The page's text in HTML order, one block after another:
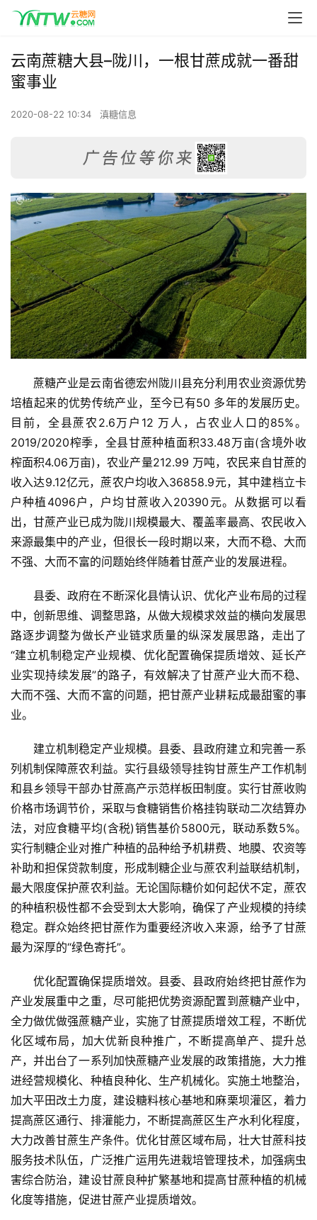
云
糖
网
公
众
号
现
货
云南蔗糖大县–陇川，一根甘蔗成就一番甜
蜜事业
2020-08-22 10:34 滇糖信息
蔗糖产业是云南省德宏州陇川县充分利用农业资源优势
培植起来的优势传统产业，至今已有50 多年的发展历史。
目前，全县蔗农2.6万户12 万人，占农业人口的85%。
2019/2020榨季，全县甘蔗种植面积33.48万亩(含境外收
榨面积4.06万亩)，农业产量212.99 万吨，农民来自甘蔗的
收入达9.12亿元，蔗农户均收入36858.9元，其中建档立卡
户种植4096户，户均甘蔗收入20390元。从数据可以看
出，甘蔗产业已成为陇川规模最大、覆盖率最高、农民收入
来源最集中的产业，但很长一段时期以来，大而不稳、大而
不强、大而不富的问题始终伴随着甘蔗产业的发展进程。
县委、政府在不断深化县情认识、优化产业布局的过程
中，创新思维、调整思路，从做大规模求效益的横向发展思
路逐步调整为做长产业链求质量的纵深发展思路，走出了
“建立机制稳定产业规模、优化配置确保提质增效、延长产
业实现持续发展”的路子，有效解决了甘蔗产业大而不稳、
大而不强、大而不富的问题，把甘蔗产业耕耘成最甜蜜的事
业。
建立机制稳定产业规模。县委、县政府建立和完善一系
列机制保障蔗农利益。实行县级领导挂钩甘蔗生产工作机制
和县乡领导干部办甘蔗高产示范样板田制度。实行甘蔗收购
价格市场调节价，采取与食糖销售价格挂钩联动二次结算办
法，对应食糖平均(含税)销售基价5800元，联动系数5%。
实行制糖企业对推广种植的品种给予机耕费、地膜、农资等
补助和担保贷款制度，形成制糖企业与蔗农利益联结机制，
最大限度保护蔗农利益。无论国际糖价如何起伏不定，蔗农
的种植积极性都不会受到太大影响，确保了产业规模的持续
稳定。群众始终把甘蔗作为重要经济收入来源，给予了甘蔗
最为深厚的“绿色寄托”。
优化配置确保提质增效。县委、县政府始终把甘蔗作为
产业发展重中之重，尽可能把优势资源配置到蔗糖产业中，
全力做优做强蔗糖产业，实施了甘蔗提质增效工程，不断优
化区域布局，加大优新良种推广，不断提高单产、提升总
产，并出台了一系列加快蔗糖产业发展的政策措施，大力推
进经营规模化、种植良种化、生产机械化。实施土地整治，
加大平田改土力度，建设糖料核心基地和麻栗坝灌区，着力
提高蔗区通行、排灌能力，不断提高蔗区生产水利化程度，
大力改善甘蔗生产条件。优化甘蔗区域布局，壮大甘蔗科技
服务技术队伍，广泛推广运用先进栽培管理技术，加强病虫
害综合防治，建设甘蔗良种扩繁基地和提高甘蔗种植的机械
化度等措施，促进甘蔗产业提质增效。